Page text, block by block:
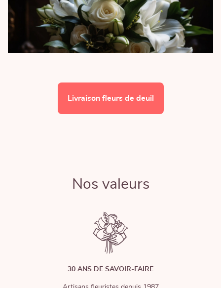
Livraison fleurs de deuil
Nos valeurs
30 ANS DE SAVOIR-FAIRE